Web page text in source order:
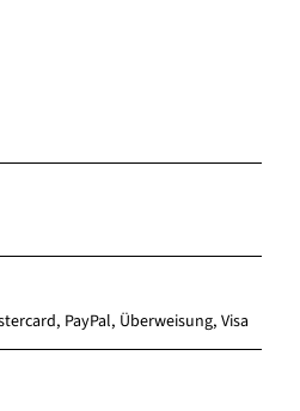
PayPal, Überweisung, Visa